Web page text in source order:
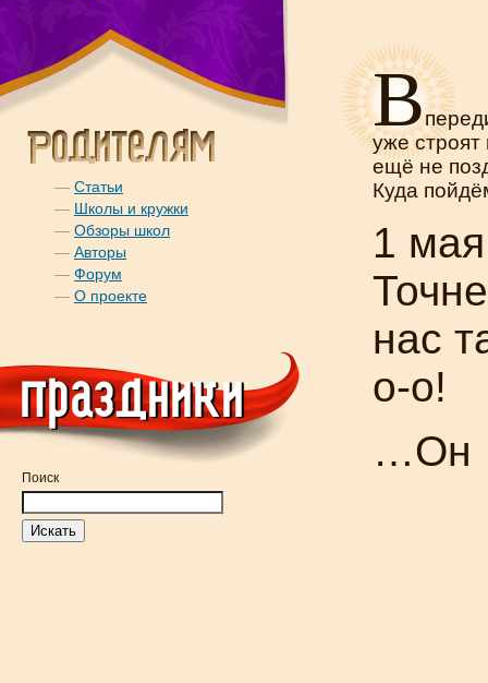
— Статьи
— Школы и кружки
— Обзоры школ
— Авторы
— Форум
— О проекте
Поиск
В
уже
ещё не
Куда
1
нас
о-о!
…Он